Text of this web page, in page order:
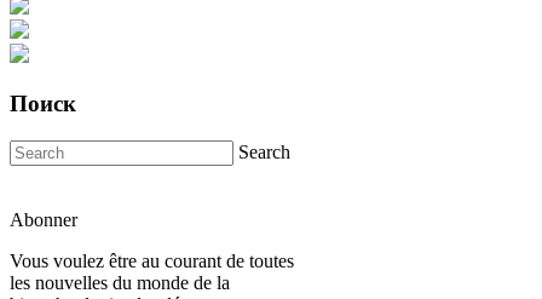
Поиск
Search
Abonner
Vous voulez être au courant de toutes
les nouvelles du monde de la